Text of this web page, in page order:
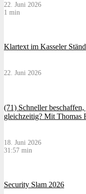
22. Juni 2026
1 min
Klartext im Kasseler
22. Juni 2026
(71) Schneller
gleichzeitig? Mit Thomas
18. Juni 2026
31:57 min
Security Slam 2026